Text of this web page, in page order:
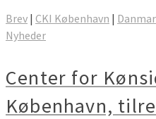
Brev | CKI København |
Nyheder
Center for
København,